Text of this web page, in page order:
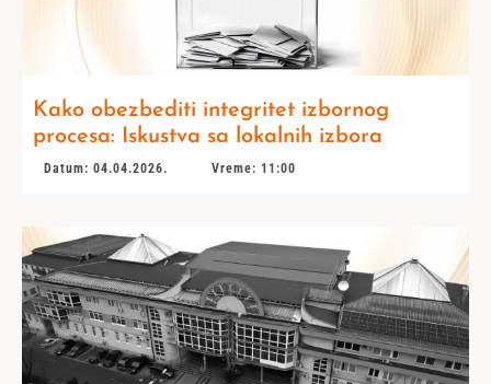
Kako obezbediti integritet izbornog
procesa: Iskustva sa lokalnih izbora
Datum: 04.04.2026. Vreme: 11:00